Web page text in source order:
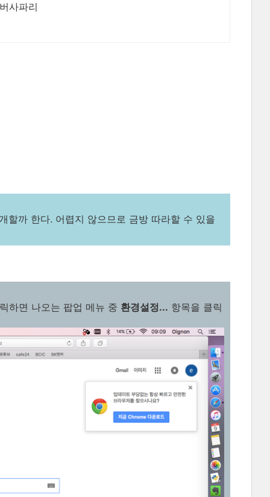
사파리
할까 한다. 어렵지 않으므로 금방 따라할 수 있을
하면 나오는 팝업 메뉴 중 환경설정... 항목을 클릭